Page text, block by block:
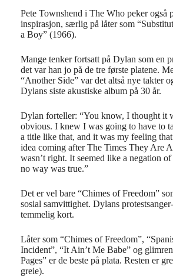
Pete Townshend i The Who peker også
inspirasjon, særlig på låter som
a Boy” (1966).
Mange tenker fortsatt på Dylan som en
det var han jo på de tre første platene.
“Another Side” var det altså nye takter
Dylans siste akustiske album på 30 år.
Dylan forteller: “You know, I thought it
obvious. I knew I was going to have to
a title like that, and it was my feeling
idea coming after The Times They Are
wasn’t right. It seemed like a negation
no way was true.”
Det er vel bare “Chimes of Freedom”
sosial samvittighet. Dylans
temmelig kort.
Låter som “Chimes of Freedom”,
Incident”, “It Ain’t Me Babe” og
Pages” er de beste på plata. Resten er
greie).